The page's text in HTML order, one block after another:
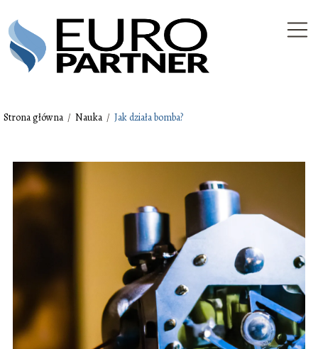
Strona główna / Nauka / Jak działa bomba?